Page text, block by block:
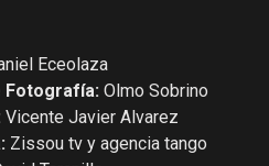
Eceolaza
Fotografía: Olmo Sobrino
Vicente Javier Alvarez
Zissou tv y agencia tango